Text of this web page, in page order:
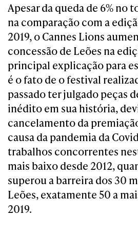
Apesar da queda de 6% no
na comparação com a
2019, o Cannes Lions
concessão de Leões na
principal explicação para
é o fato de o festival
passado ter julgado peças
inédito em sua história,
cancelamento da
causa da pandemia da
trabalhos concorrentes
mais baixo desde 2012,
superou a barreira dos 30
Leões, exatamente 50 a
2019.